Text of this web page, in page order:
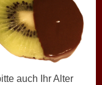
auch Ihr Alter